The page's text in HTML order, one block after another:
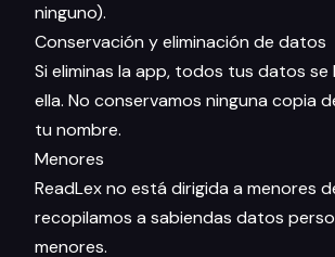
ninguno).
Conservación y eliminación de datos
Si eliminas la app, todos tus datos
ella. No conservamos ninguna copia
tu nombre.
Menores
ReadLex no está dirigida a menores
recopilamos a sabiendas datos
menores.